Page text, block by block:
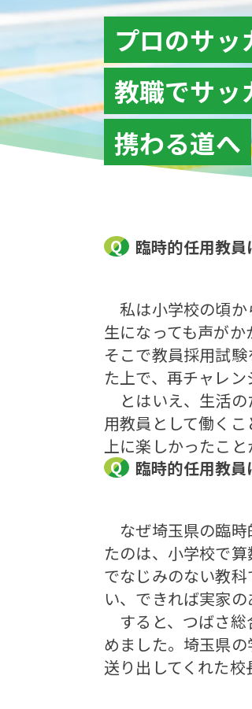
プロのサッ
教職でサッ
携わる道へ
臨時的任用教
私は小学校の頃か
生になっても声が
そこで教員採用試
た上で、再チャレン
とはいえ、生活の
用教員として働く
上に楽しかったこと
臨時的任用教員
なぜ埼玉県の臨時
たのは、小学校で
でなじみのない教
い、できれば実家
すると、つばさ総
めました。埼玉県
送り出してくれた校